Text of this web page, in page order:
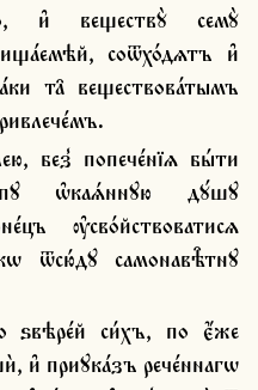
и҆ веществꙋ̀ семꙋ̀
соѿхо́дѧтъ и҆
та̑ веществова́тымъ
ѡ҆каѧ́ннꙋю дꙋ́шꙋ
ѹ҆сво́йствоватисѧ
ѿсю́дꙋ самонавѣ̑тнꙋ
и҆ приꙋка́зъ рече́ннагѡ